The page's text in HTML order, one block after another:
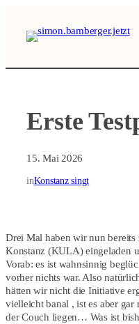
springen
Erste
15. Mai 2026
inKonstanz singt
Drei Mal haben wir nun bereits
Konstanz (KULA) eingeladen
Vorab: es ist wahnsinnig
vorher nichts war. Also
hätten wir nicht die Initiative
vielleicht banal , ist es aber
der Couch liegen… Was ist